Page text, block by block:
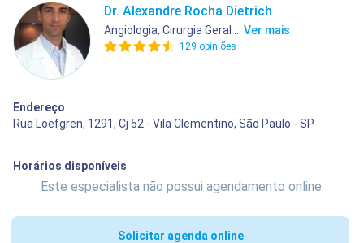
Dr. Alexandre Rocha Dietrich
Angiologia, Cirurgia Geral ... Ver mais
129 opiniões
Endereço
Rua Loefgren, 1291, Cj 52 - Vila Clementino, São Paulo - SP
Horários disponíveis
Este especialista não possui agendamento online.
Solicitar agenda online